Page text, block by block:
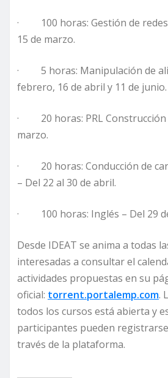
· 100 horas: Gestión de redes
15 de marzo.
· 5 horas: Manipulación de
febrero, 16 de abril y 11 de junio.
· 20 horas: PRL Construcción
marzo.
· 20 horas: Conducción de
– Del 22 al 30 de abril.
· 100 horas: Inglés – Del 29
Desde IDEAT se anima a todas
interesadas a consultar el
actividades propuestas en su
oficial: torrent.portalemp.com.
todos los cursos está abierta y
participantes pueden
través de la plataforma.